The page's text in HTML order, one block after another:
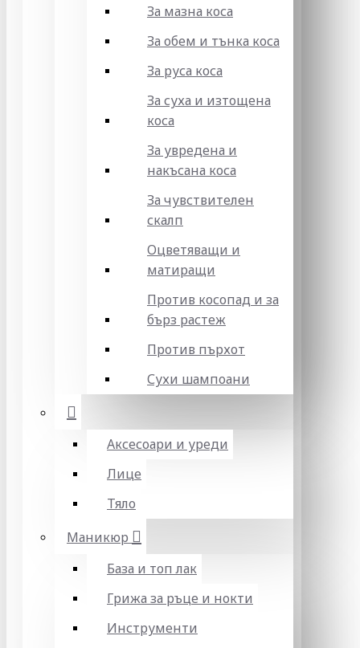
За мазна коса
За обем и тънка коса
За руса коса
За суха и изтощена
коса
За увредена и
накъсана коса
За чувствителен
скалп
Оцветяващи и
матиращи
Против косопад и за
бърз растеж
Против пърхот
Сухи шампоани
Аксесоари и уреди
Лице
Тяло
Маникюр
База и топ лак
Грижа за ръце и нокти
Инструменти